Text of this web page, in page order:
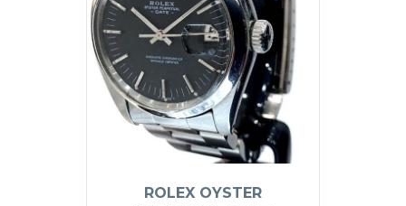
ROLEX OYSTER